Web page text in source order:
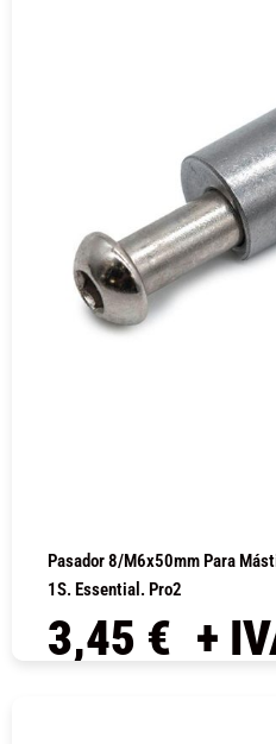
Pasador 8/M6x50mm Para
1S. Essential. Pro2
3,45 € +